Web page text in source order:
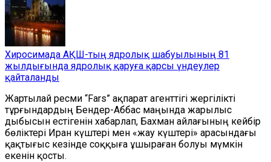
Хиросимада АҚШ-тың ядролық шабуылының 81
жылдығында ядролық қаруға қарсы үндеулер
қайталанды
Жартылай ресми “Fars” ақпарат агенттігі жергілікті
тұрғындардың Бендер-Аббас маңында жарылыс
дыбысын естігенін хабарлап, Бахман айлағының кейбір
бөліктері Иран күштері мен «жау күштері» арасындағы
қақтығыс кезінде соққыға ұшыраған болуы мүмкін
екенін қосты.